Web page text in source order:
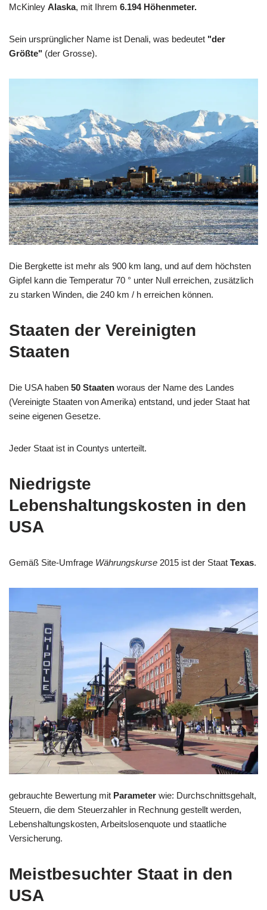
McKinley Alaska, mit Ihrem 6.194 Höhenmeter.
Sein ursprünglicher Name ist Denali, was bedeutet "der
Größte" (der Grosse).
Die Bergkette ist mehr als 900 km lang, und auf dem höchsten
Gipfel kann die Temperatur 70 ° unter Null erreichen, zusätzlich
zu starken Winden, die 240 km / h erreichen können.
Staaten der Vereinigten
Staaten
Die USA haben 50 Staaten woraus der Name des Landes
(Vereinigte Staaten von Amerika) entstand, und jeder Staat hat
seine eigenen Gesetze.
Jeder Staat ist in Countys unterteilt.
Niedrigste
Lebenshaltungskosten in den
USA
Gemäß Site-Umfrage Währungskurse 2015 ist der Staat Texas.
gebrauchte Bewertung mit Parameter wie: Durchschnittsgehalt,
Steuern, die dem Steuerzahler in Rechnung gestellt werden,
Lebenshaltungskosten, Arbeitslosenquote und staatliche
Versicherung.
Meistbesuchter Staat in den
USA